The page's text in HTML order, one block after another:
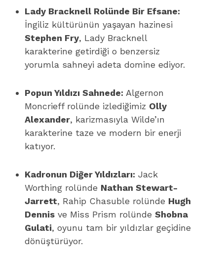
Lady Bracknell Rolünde Bir Efsane:
İngiliz kültürünün yaşayan hazinesi
Stephen Fry, Lady Bracknell
karakterine getirdiği o benzersiz
yorumla sahneyi adeta domine ediyor.
Popun Yıldızı Sahnede: Algernon
Moncrieff rolünde izlediğimiz Olly
Alexander, karizmasıyla Wilde’ın
karakterine taze ve modern bir enerji
katıyor.
Kadronun Diğer Yıldızları: Jack
Worthing rolünde Nathan Stewart-
Jarrett, Rahip Chasuble rolünde Hugh
Dennis ve Miss Prism rolünde Shobna
Gulati, oyunu tam bir yıldızlar geçidine
dönüştürüyor.